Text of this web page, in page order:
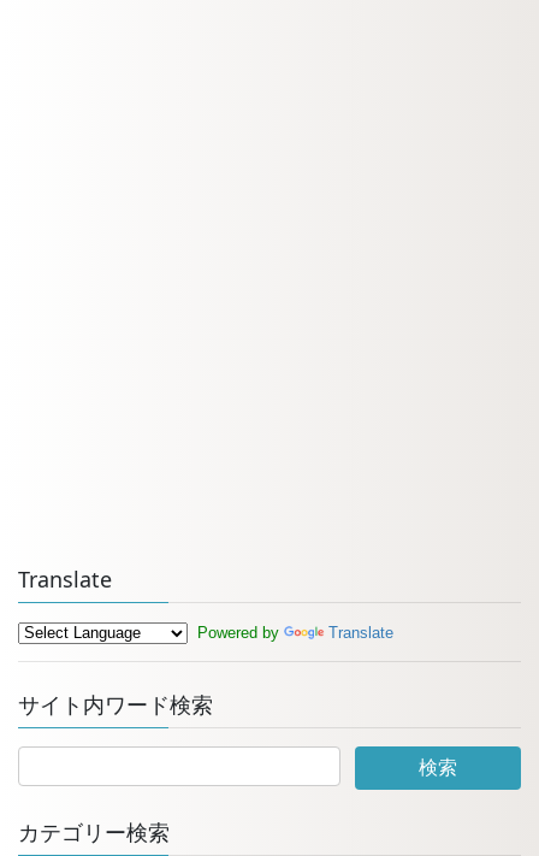
Translate
Powered by Translate
サイト内ワード検索
カテゴリー検索